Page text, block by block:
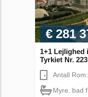
€ 281
1+1 Lejlighed
Tyrkiet Nr.
Antall Rom:
Myre. bad